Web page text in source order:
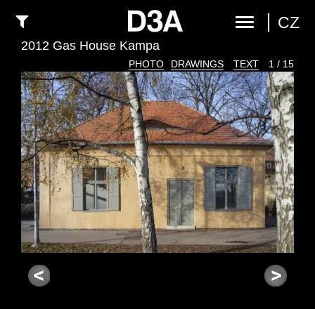
CZ
2012 Gas House Kampa
PHOTO DRAWINGS TEXT 1 / 15